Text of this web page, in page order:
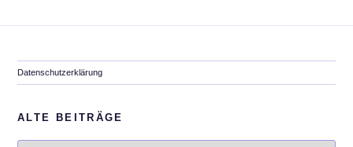
Datenschutzerklärung
ALTE BEITRÄGE